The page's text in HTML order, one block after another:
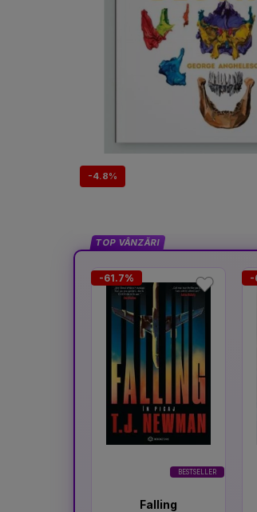
-4.8%
TOP VÂNZĂRI
BESTSELLER
-61.7%
Falling
-